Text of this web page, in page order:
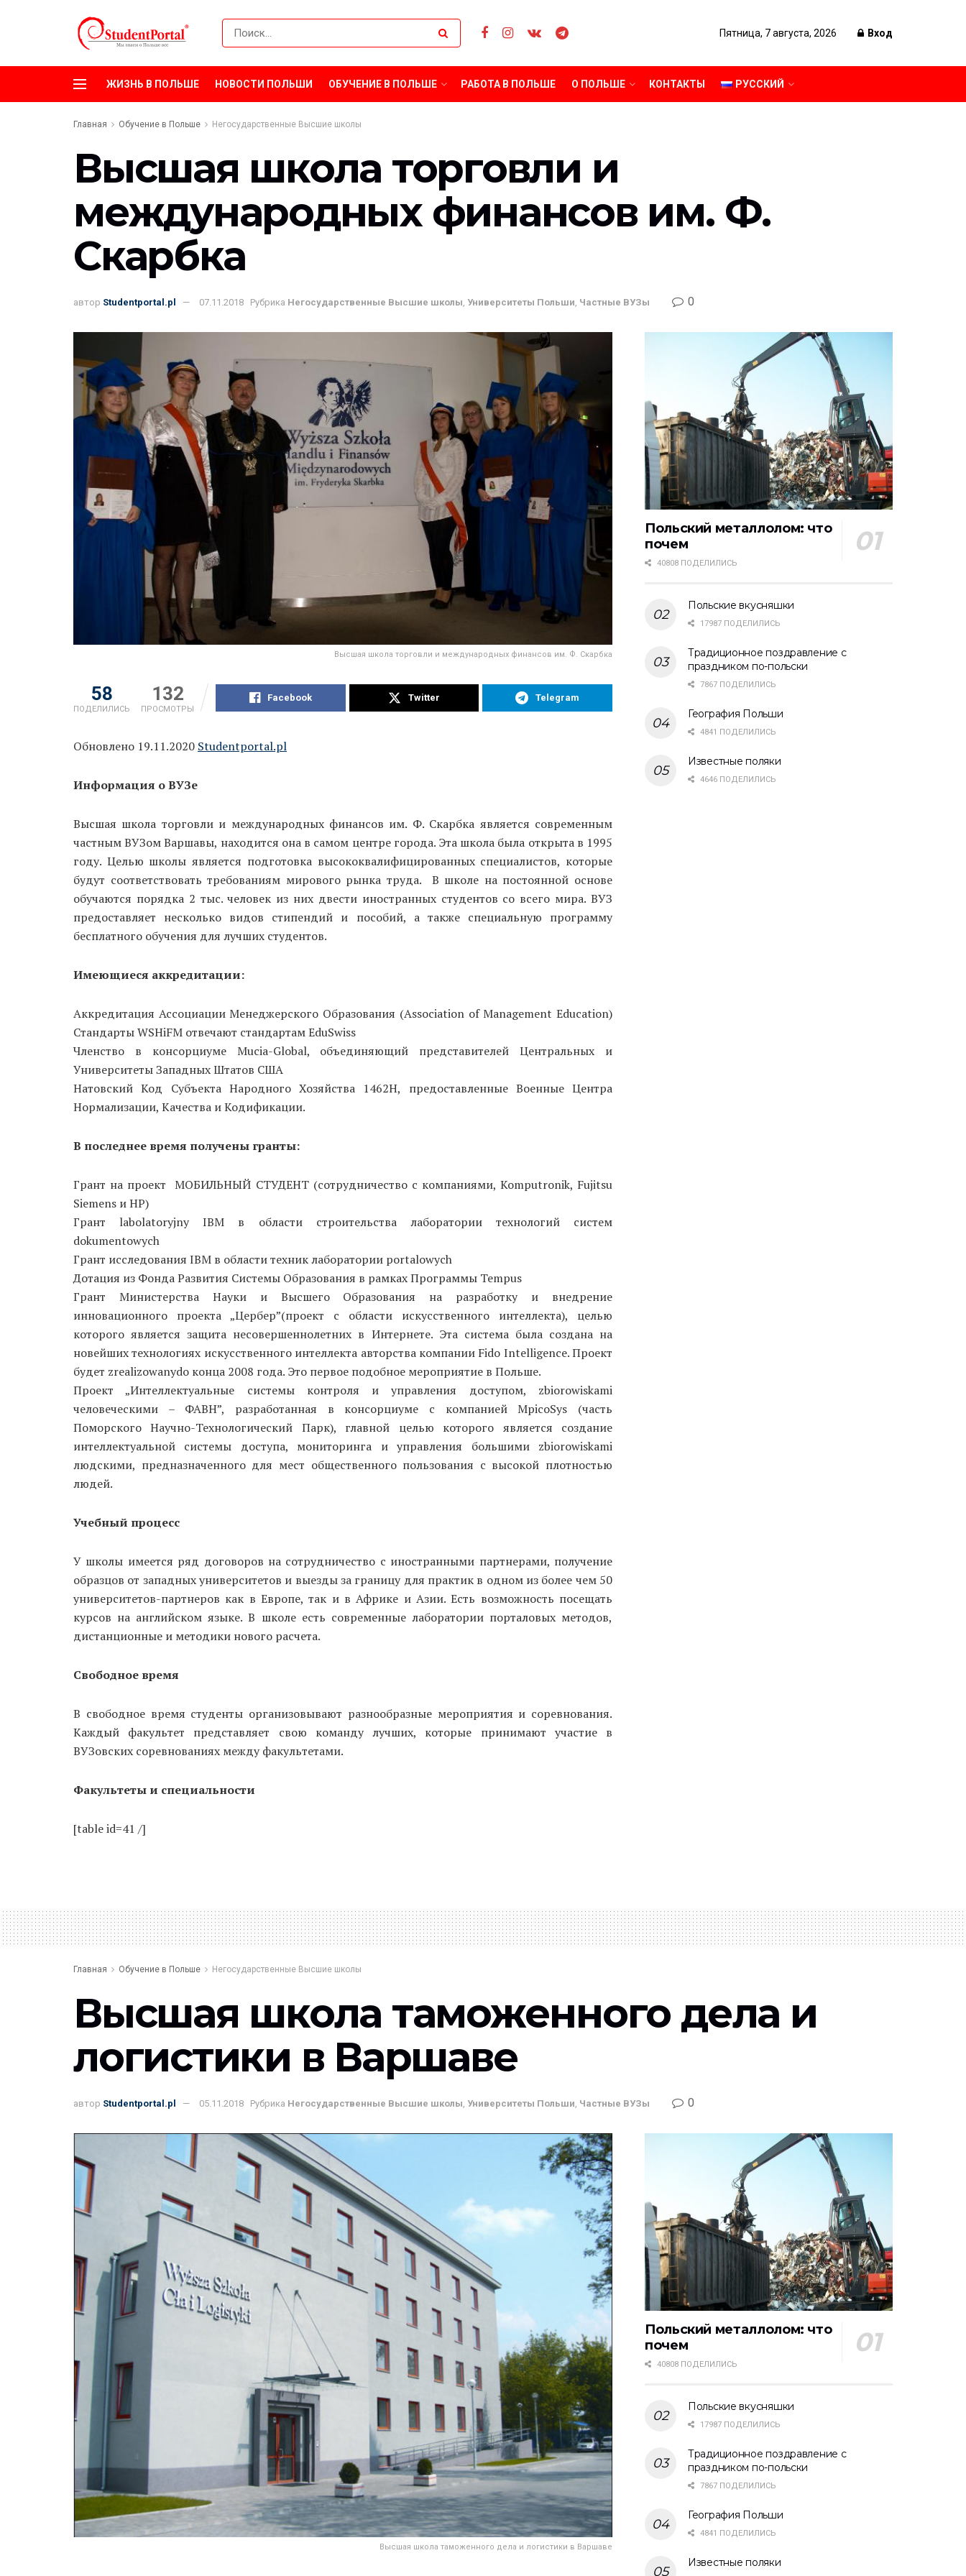
Пятница, 7 августа, 2026 Вход
ЖИЗНЬ В ПОЛЬШЕ НОВОСТИ ПОЛЬШИ ОБУЧЕНИЕ В ПОЛЬШЕ РАБОТА В ПОЛЬШЕ О ПОЛЬШЕ КОНТАКТЫ РУССКИЙ
Главная Обучение в Польше Негосударственные Высшие школы
Высшая школа торговли и
международных финансов им. Ф.
Скарбка
автор Studentportal.pl 07.11.2018 Рубрика Негосударственные Высшие школы, Университеты Польши, Частные ВУЗы 0
Высшая школа торговли и международных финансов им. Ф. Скарбка
58
ПОДЕЛИЛИСЬ
132
ПРОСМОТРЫ
Facebook Twitter Telegram
Обновлено 19.11.2020 Studentportal.pl
Информация о ВУЗе
Высшая школа торговли и международных финансов им. Ф. Скарбка является современным
частным ВУЗом Варшавы, находится она в самом центре города. Эта школа была открыта в 1995
году. Целью школы является подготовка высококвалифицированных специалистов, которые
будут соответствовать требованиям мирового рынка труда. В школе на постоянной основе
обучаются порядка 2 тыс. человек из них двести иностранных студентов со всего мира. ВУЗ
предоставляет несколько видов стипендий и пособий, а также специальную программу
бесплатного обучения для лучших студентов.
Имеющиеся аккредитации:
Аккредитация Ассоциации Менеджерского Образования (Association of Management Education)
Стандарты WSHiFM отвечают стандартам EduSwiss
Членство в консорциуме Mucia-Global, объединяющий представителей Центральных и
Университеты Западных Штатов США
Натовский Код Субъекта Народного Хозяйства 1462H, предоставленные Военные Центра
Нормализации, Качества и Кодификации.
В последнее время получены гранты:
Грант на проект МОБИЛЬНЫЙ СТУДЕНТ (сотрудничество с компаниями, Komputronik, Fujitsu
Siemens и HP)
Грант labolatoryjny IBM в области строительства лаборатории технологий систем
dokumentowych
Грант исследования IBM в области техник лаборатории portalowych
Дотация из Фонда Развития Системы Образования в рамках Программы Tempus
Грант Министерства Науки и Высшего Образования на разработку и внедрение
инновационного проекта „Цербер”(проект с области искусственного интеллекта), целью
которого является защита несовершеннолетних в Интернете. Эта система была создана на
новейших технологиях искусственного интеллекта авторства компании Fido Intelligence. Проект
будет zrealizowanydo конца 2008 года. Это первое подобное мероприятие в Польше.
Проект „Интеллектуальные системы контроля и управления доступом, zbiorowiskami
человеческими – ФАВН”, разработанная в консорциуме с компанией MpicoSys (часть
Поморского Научно-Технологический Парк), главной целью которого является создание
интеллектуальной системы доступа, мониторинга и управления большими zbiorowiskami
людскими, предназначенного для мест общественного пользования с высокой плотностью
людей.
Учебный процесс
У школы имеется ряд договоров на сотрудничество с иностранными партнерами, получение
образцов от западных университетов и выезды за границу для практик в одном из более чем 50
университетов-партнеров как в Европе, так и в Африке и Азии. Есть возможность посещать
курсов на английском языке. В школе есть современные лаборатории порталовых методов,
дистанционные и методики нового расчета.
Свободное время
В свободное время студенты организовывают разнообразные мероприятия и соревнования.
Каждый факультет представляет свою команду лучших, которые принимают участие в
ВУЗовских соревнованиях между факультетами.
Факультеты и специальности
[table id=41 /]
Польский металлолом: что
почем
40808 ПОДЕЛИЛИСЬ
Польские вкусняшки
17987 ПОДЕЛИЛИСЬ
Традиционное поздравление с
праздником по-польски
7867 ПОДЕЛИЛИСЬ
География Польши
4841 ПОДЕЛИЛИСЬ
Известные поляки
4646 ПОДЕЛИЛИСЬ
Главная Обучение в Польше Негосударственные Высшие школы
Высшая школа таможенного дела и
логистики в Варшаве
автор Studentportal.pl 05.11.2018 Рубрика Негосударственные Высшие школы, Университеты Польши, Частные ВУЗы 0
Высшая школа таможенного дела и логистики в Варшаве
Польский металлолом: что
почем
40808 ПОДЕЛИЛИСЬ
Польские вкусняшки
17987 ПОДЕЛИЛИСЬ
Традиционное поздравление с
праздником по-польски
7867 ПОДЕЛИЛИСЬ
География Польши
4841 ПОДЕЛИЛИСЬ
Известные поляки